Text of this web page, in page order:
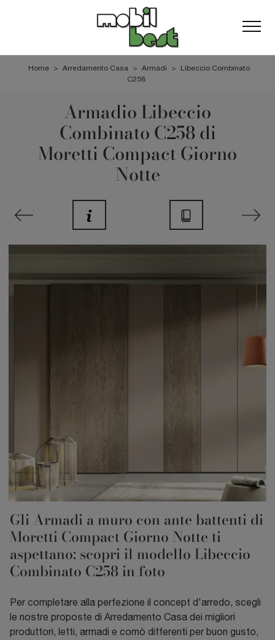
Home > Arredamento Casa > Armadi >
Libeccio Combinato
C258
Armadio Libeccio
Combinato C258 di
Moretti Compact Giorno
Notte
Gli Armadi a muro con ante battenti di
Moretti Compact Giorno Notte ti
aspettano: scopri il modello Libeccio
Combinato C258 in foto
Per completare alla perfezione il concept d'arredo, scegli
le nostre proposte di Arredamento Casa dei migliori
produttori, letti, armadi e comò differenti per buon gusto,